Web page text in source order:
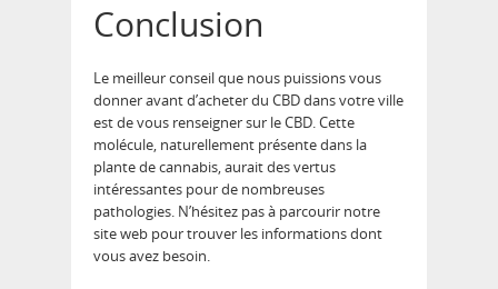
Conclusion
Le meilleur conseil que nous puissions vous
donner avant d’acheter du CBD dans votre ville
est de vous renseigner sur le CBD. Cette
molécule, naturellement présente dans la
plante de cannabis, aurait des vertus
intéressantes pour de nombreuses
pathologies. N’hésitez pas à parcourir notre
site web pour trouver les informations dont
vous avez besoin.